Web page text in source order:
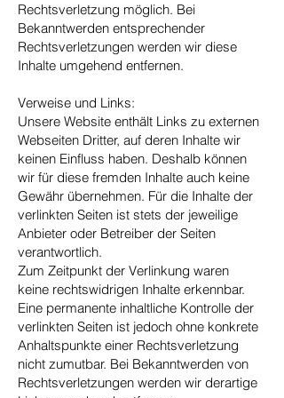
Rechtsverletzung möglich. Bei
Bekanntwerden entsprechender
Rechtsverletzungen werden wir diese
Inhalte umgehend entfernen.
Verweise und Links:
Unsere Website enthält Links zu externen
Webseiten Dritter, auf deren Inhalte wir
keinen Einfluss haben. Deshalb können
wir für diese fremden Inhalte auch keine
Gewähr übernehmen. Für die Inhalte der
verlinkten Seiten ist stets der jeweilige
Anbieter oder Betreiber der Seiten
verantwortlich.
Zum Zeitpunkt der Verlinkung waren
keine rechtswidrigen Inhalte erkennbar.
Eine permanente inhaltliche Kontrolle der
verlinkten Seiten ist jedoch ohne konkrete
Anhaltspunkte einer Rechtsverletzung
nicht zumutbar. Bei Bekanntwerden von
Rechtsverletzungen werden wir derartige